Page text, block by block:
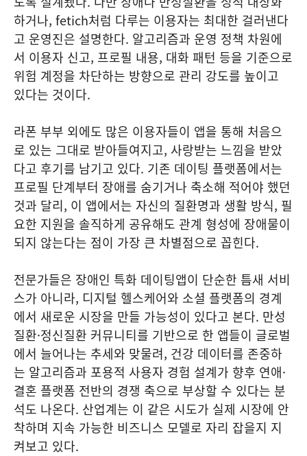
하거나, fetich처럼 다루는 이용자는 최대한 걸러낸다
고 운영진은 설명한다. 알고리즘과 운영 정책 차원에
서 이용자 신고, 프로필 내용, 대화 패턴 등을 기준으로
위험 계정을 차단하는 방향으로 관리 강도를 높이고
있다는 것이다.
라폰 부부 외에도 많은 이용자들이 앱을 통해 처음으
로 있는 그대로 받아들여지고, 사랑받는 느낌을 받았
다고 후기를 남기고 있다. 기존 데이팅 플랫폼에서는
프로필 단계부터 장애를 숨기거나 축소해 적어야 했던
것과 달리, 이 앱에서는 자신의 질환명과 생활 방식, 필
요한 지원을 솔직하게 공유해도 관계 형성에 장애물이
되지 않는다는 점이 가장 큰 차별점으로 꼽힌다.
전문가들은 장애인 특화 데이팅앱이 단순한 틈새 서비
스가 아니라, 디지털 헬스케어와 소셜 플랫폼의 경계
에서 새로운 시장을 만들 가능성이 있다고 본다. 만성
질환·정신질환 커뮤니티를 기반으로 한 앱들이 글로벌
에서 늘어나는 추세와 맞물려, 건강 데이터를 존중하
는 알고리즘과 포용적 사용자 경험 설계가 향후 연애·
결혼 플랫폼 전반의 경쟁 축으로 부상할 수 있다는 분
석도 나온다. 산업계는 이 같은 시도가 실제 시장에 안
착하며 지속 가능한 비즈니스 모델로 자리 잡을지 지
켜보고 있다.